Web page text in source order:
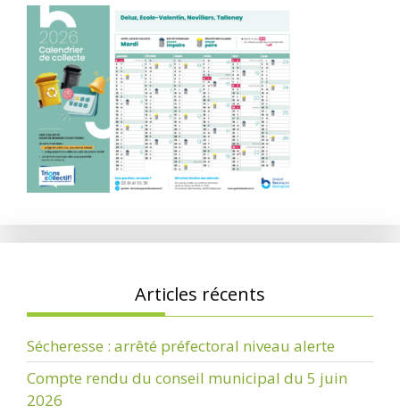
Articles récents
Sécheresse : arrêté préfectoral niveau alerte
Compte rendu du conseil municipal du 5 juin
2026